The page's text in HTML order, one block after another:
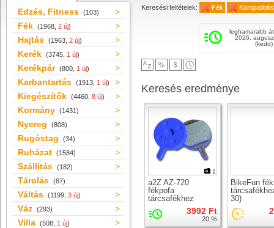
Edzés, Fitness (103)
Fék (1968, 2 új)
Hajtás (1963, 2 új)
Kerék (3745, 1 új)
Kerékpár (800, 1 új)
Karbantartás (1913, 1 új)
Kiegészítők (4460, 8 új)
Kormány (1431)
Nyereg (808)
Rugóstag (34)
Ruházat (1584)
Szállítás (182)
Tárolás (87)
Váltás (1199, 3 új)
Váz (293)
Villa (508, 1 új)
Keresési feltételek: Fék
leghamarabb
2026.
(kedd)
Keresés eredménye
1
a2Z AZ-720
fékpofa
tárcsafékhez
3992 Ft
20 %
BikeFun
30)